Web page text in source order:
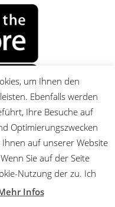
MENU
um Ihnen den
Ebenfalls werden
Ihre Besuche auf
Optimierungszwecken
auf unserer Website
Sie auf der Seite
Nutzung der zu. Ich
Infos